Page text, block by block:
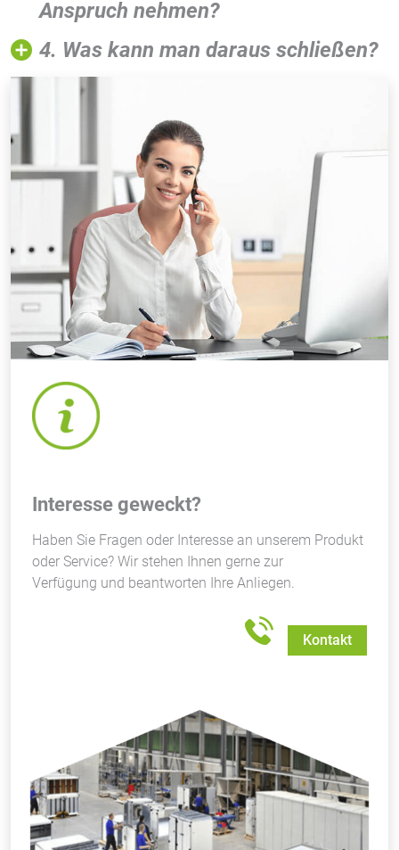
Anspruch nehmen?
4. Was kann man daraus schließen?
Interesse geweckt?
Haben Sie Fragen oder Interesse an unserem Produkt
oder Service? Wir stehen Ihnen gerne zur
Verfügung und beantworten Ihre Anliegen.
Kontakt